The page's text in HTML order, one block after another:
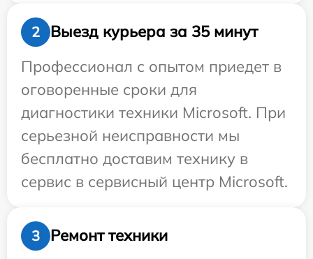
2
Выезд курьера за 35 минут
Профессионал с опытом приедет в
оговоренные сроки для
диагностики техники Microsoft. При
серьезной неисправности мы
бесплатно доставим технику в
сервис в сервисный центр Microsoft.
3
Ремонт техники